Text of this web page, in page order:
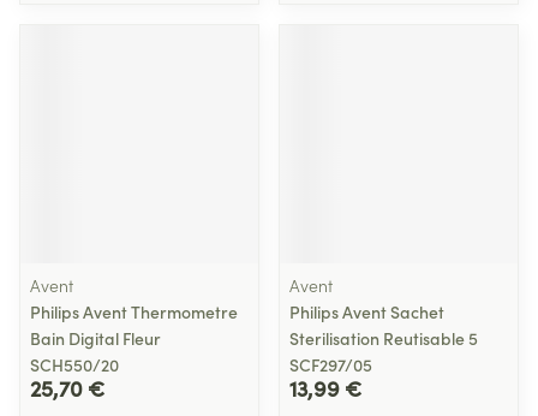
Avent
Philips Avent Thermometre
Bain Digital Fleur
SCH550/20
25,70 €
Avent
Philips Avent Sachet
Sterilisation Reutisable 5
SCF297/05
13,99 €